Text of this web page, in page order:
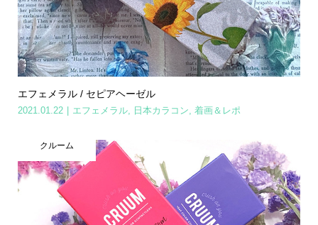
エフェメラル / セピアヘーゼル
2021.01.22 エフェメラル, 日本カラコン, 着画＆レポ
クルーム